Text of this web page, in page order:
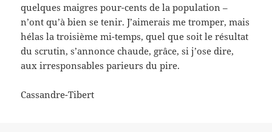
quelques maigres pour-cents de la population –
n’ont qu’à bien se tenir. J’aimerais me tromper, mais
hélas la troisième mi-temps, quel que soit le résultat
du scrutin, s’annonce chaude, grâce, si j’ose dire,
aux irresponsables parieurs du pire.
Cassandre-Tibert